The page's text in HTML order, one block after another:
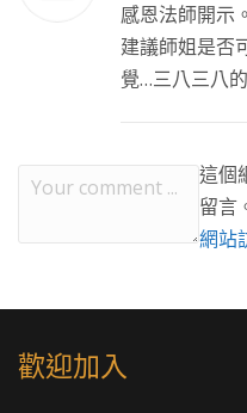
感恩法師開示。
建議師姐是否
覺…三八三八
這個
留言
網站
歡迎加入